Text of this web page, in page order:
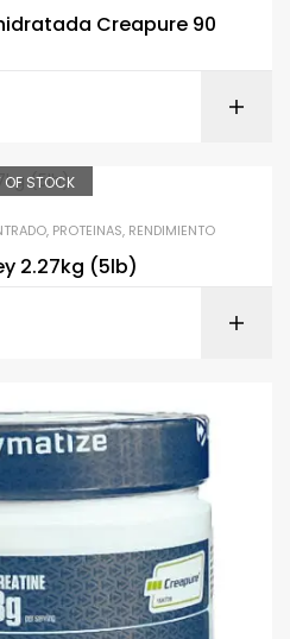
Creapure 90
OF STOCK
, PROTEINAS, RENDIMIENTO
2.27kg (5lb)